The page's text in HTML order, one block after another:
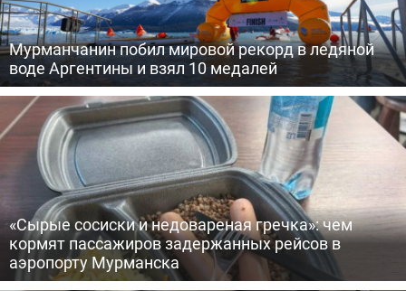
Мурманчанин побил мировой рекорд в ледяной
воде Аргентины и взял 10 медалей
«Сырые сосиски и недовареная гречка»: чем
кормят пассажиров задержанных рейсов в
аэропорту Мурманска